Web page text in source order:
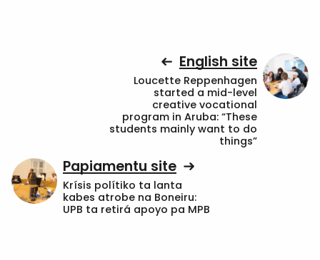
English site
Loucette Reppenhagen
started a mid-level
creative vocational
program in Aruba: “These
students mainly want to do
things”
Papiamentu site
Krísis polítiko ta lanta
kabes atrobe na Boneiru:
UPB ta retirá apoyo pa MPB